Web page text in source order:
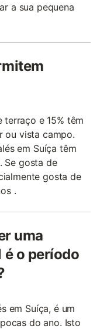
a sua pequena
terraço e 15% têm
ou vista campo.
em Suíça têm
Se gosta de
gosta de
.
uma
é o período
em Suíça, é um
do ano. Isto